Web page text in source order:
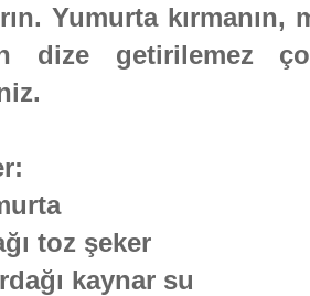
Yumurta kırmanın,
dize getirilemez
toz şeker
kaynar su